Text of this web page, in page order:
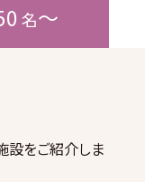
名～
設をご紹介しま